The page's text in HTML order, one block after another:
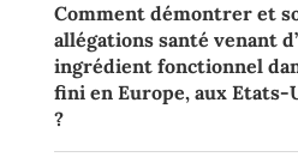
Comment démontrer et
allégations santé venant
ingrédient fonctionnel
fini en Europe, aux Etats-
?